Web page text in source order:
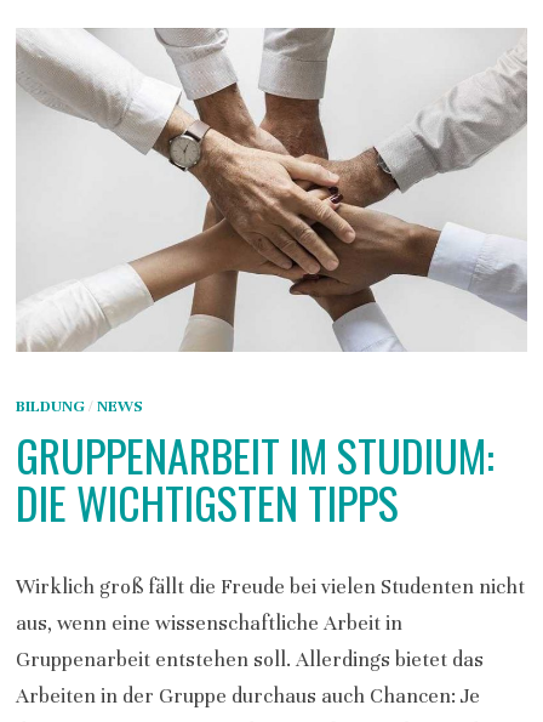
BILDUNG/ NEWS
GRUPPENARBEIT IM STUDIUM:
DIE WICHTIGSTEN TIPPS
Wirklich groß fällt die Freude bei vielen Studenten nicht
aus, wenn eine wissenschaftliche Arbeit in
Gruppenarbeit entstehen soll. Allerdings bietet das
Arbeiten in der Gruppe durchaus auch Chancen: Je